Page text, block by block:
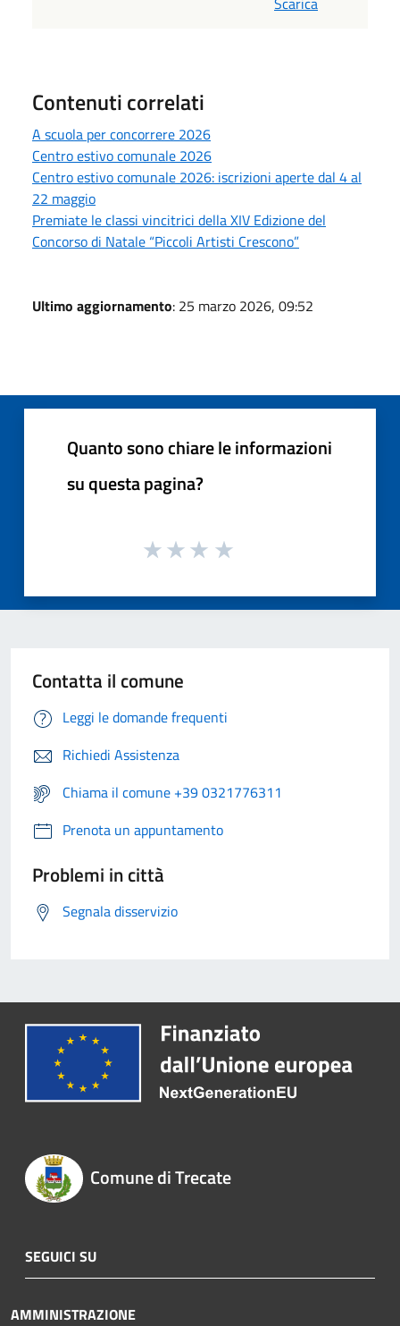
Contenuti correlati
A scuola per concorrere 2026
Centro estivo comunale 2026
Centro estivo comunale 2026: iscrizioni aperte dal 4 al
22 maggio
Premiate le classi vincitrici della XIV Edizione del
Concorso di Natale “Piccoli Artisti Crescono”
Ultimo aggiornamento: 25 marzo 2026, 09:52
Quanto sono chiare le informazioni
su questa pagina?
Contatta il comune
Leggi le domande frequenti
Richiedi Assistenza
Chiama il comune +39 0321776311
Prenota un appuntamento
Problemi in città
Segnala disservizio
Comune di Trecate
SEGUICI SU
AMMINISTRAZIONE